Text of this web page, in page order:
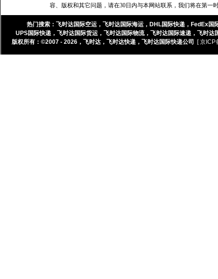
容、版权和其它问题，请在30日内与本网站联系，我们将在第一
热门搜索： 飞时达国际空运 ， 飞时达国际海运 ， DHL国际快递 ， FedEx国
UPS国际快递 ， 飞时达国际货运 ， 飞时达国际物流， 飞时达国际速递 ， 飞时达
版权所有：©2007 - 2026， 飞时达， 飞时达快递， 飞时达国际快递公司 [ 京ICP